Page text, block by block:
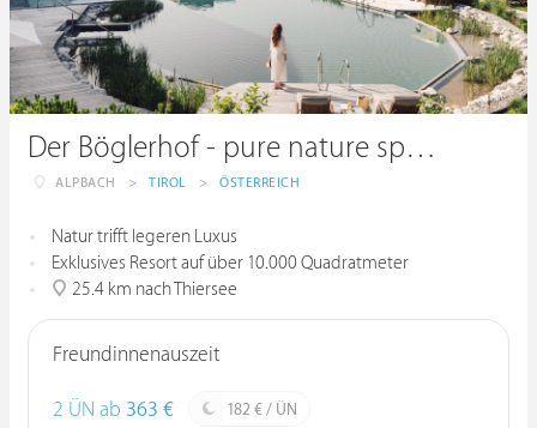
Der Böglerhof - pure nature spa resort*****
ALPBACH > TIROL > ÖSTERREICH
Natur trifft legeren Luxus
Exklusives Resort auf über 10.000 Quadratmeter
25.4 km nach Thiersee
Freundinnenauszeit
2 ÜN ab 363 € 182 € / ÜN